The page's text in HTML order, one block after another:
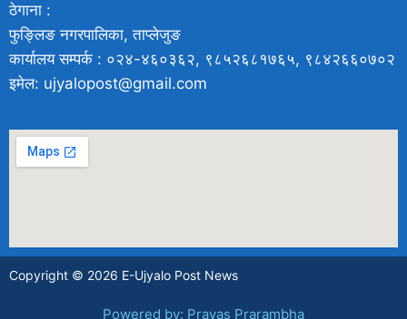
ठेगाना :
फुङ्लिङ नगरपालिका, ताप्लेजुङ
कार्यालय सम्पर्क : ०२४-४६०३६२, ९८५२६८१७६५, ९८४२६६०७०२
इमेल: ujyalopost@gmail.com
Copyright © 2026 E-Ujyalo Post News
Powered by: Prayas Prarambha